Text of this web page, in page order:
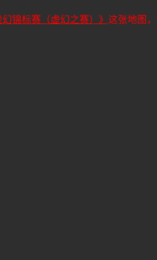
锦标赛（虚幻之赛）》 这张地图